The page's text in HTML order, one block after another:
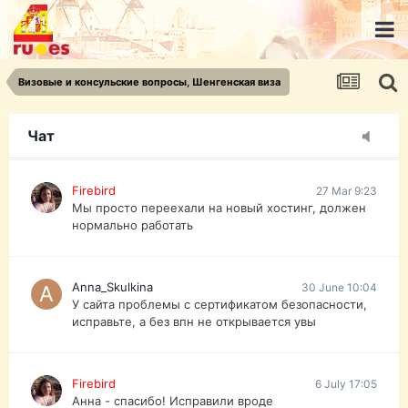
Визовые и консульские вопросы, Шенгенская виза
Чат
urist.dokument@gmail.com
https://pasport-ua.com/
Телеграмм @uristpassua
Firebird
Друзья - из России без VPN сайт и форум
Firebird 27 Mar 9:23
Мы просто переехали на новый хостинг, должен
нормально работать
Anna_Skulkina 30 June 10:04
У сайта проблемы с сертификатом безопасности,
исправьте, а без впн не открывается увы
Firebird 6 July 17:05
Анна - спасибо! Исправили вроде